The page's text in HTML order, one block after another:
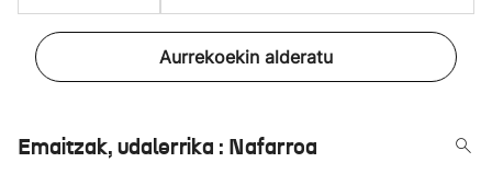
Aurrekoekin alderatu
Emaitzak, udalerrika : Nafarroa